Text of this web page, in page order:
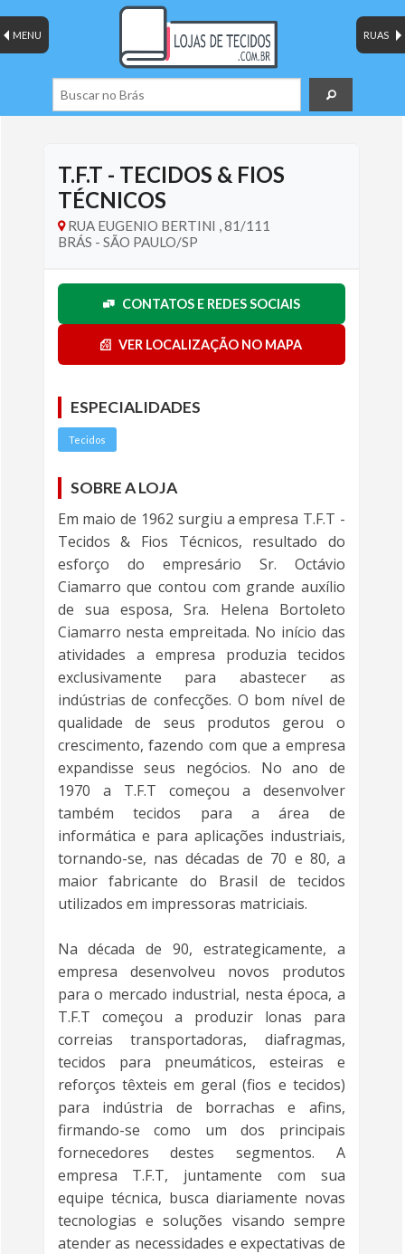
RUAS
MENU
T.F.T - TECIDOS & FIOS
TÉCNICOS
RUA EUGENIO BERTINI , 81/111
BRÁS - SÃO PAULO/SP
CONTATOS E REDES SOCIAIS
VER LOCALIZAÇÃO NO MAPA
ESPECIALIDADES
Tecidos
SOBRE A LOJA
Em maio de 1962 surgiu a empresa T.F.T -
Tecidos & Fios Técnicos, resultado do
esforço do empresário Sr. Octávio
Ciamarro que contou com grande auxílio
de sua esposa, Sra. Helena Bortoleto
Ciamarro nesta empreitada. No início das
atividades a empresa produzia tecidos
exclusivamente para abastecer as
indústrias de confecções. O bom nível de
qualidade de seus produtos gerou o
crescimento, fazendo com que a empresa
expandisse seus negócios. No ano de
1970 a T.F.T começou a desenvolver
também tecidos para a área de
informática e para aplicações industriais,
tornando-se, nas décadas de 70 e 80, a
maior fabricante do Brasil de tecidos
utilizados em impressoras matriciais.
Na década de 90, estrategicamente, a
empresa desenvolveu novos produtos
para o mercado industrial, nesta época, a
T.F.T começou a produzir lonas para
correias transportadoras, diafragmas,
tecidos para pneumáticos, esteiras e
reforços têxteis em geral (fios e tecidos)
para indústria de borrachas e afins,
firmando-se como um dos principais
fornecedores destes segmentos. A
empresa T.F.T, juntamente com sua
equipe técnica, busca diariamente novas
tecnologias e soluções visando sempre
atender as necessidades e expectativas de